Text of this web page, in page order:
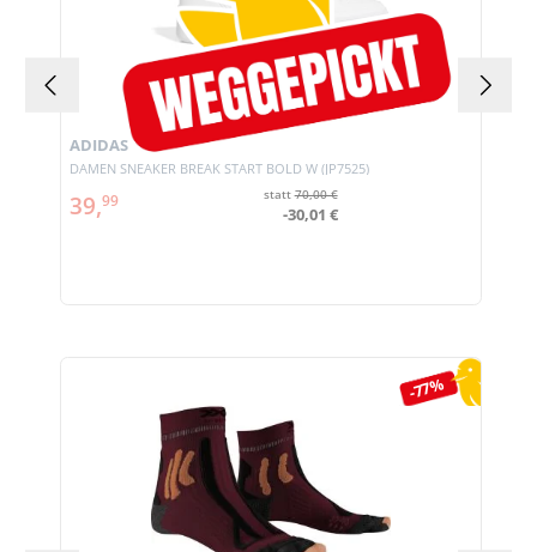
DAMEN SNEAKER BREAK START BOLD W (JP7525)
ADIDAS
39,99 statt70,00 €
-30,01 €
-77%